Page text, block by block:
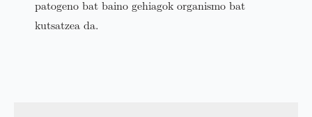
patogeno bat baino gehiagok organismo bat
kutsatzea da.